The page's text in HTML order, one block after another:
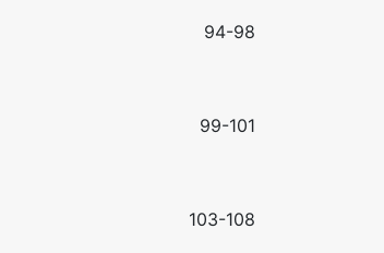
94-98
99-101
103-108